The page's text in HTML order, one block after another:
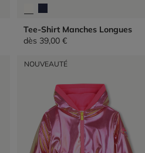
Tee-Shirt Manches Longues
dès 39,00 €
NOUVEAUTÉ